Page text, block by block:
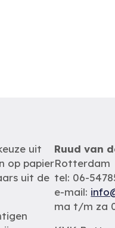
uit
op papier
uit de
Ruud van
Rotterdam
tel: 06-
e-mail:
ma t/m za